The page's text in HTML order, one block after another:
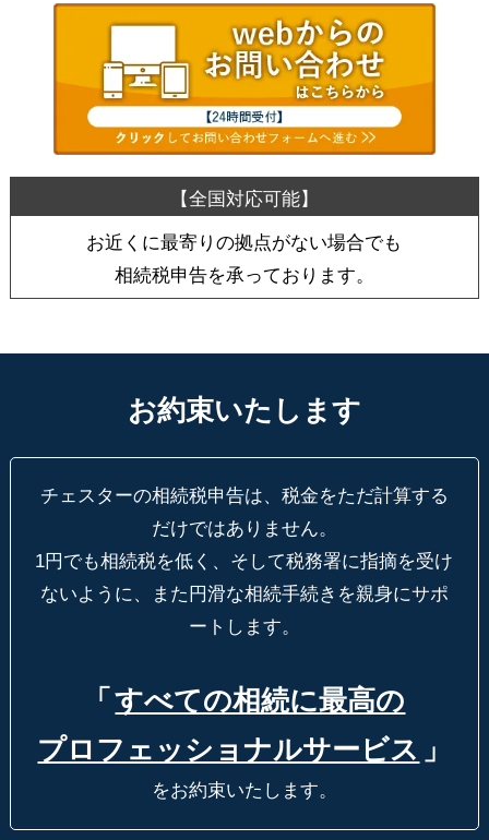
お近くに最寄りの拠点がない場合でも
相続税申告を承っております。
お約束いたします
チェスターの相続税申告は、税金をただ計算する
だけではありません。
1円でも相続税を低く、そして税務署に指摘を受け
ないように、
また円滑な相続手続きを親身にサポ
ートします。
「 すべての相続に最高の
プロフェッショナルサービス 」
をお約束いたします。